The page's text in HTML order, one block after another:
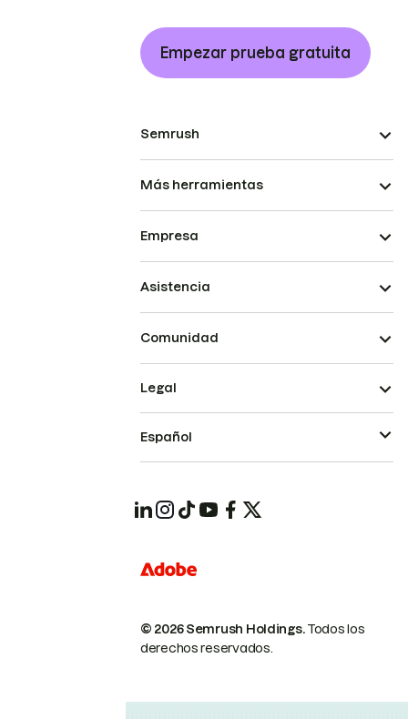
Empezar prueba gratuita
Semrush
Más herramientas
Empresa
Asistencia
Comunidad
© 2026 Semrush Holdings.Todos los
derechos reservados.
Legal
Español